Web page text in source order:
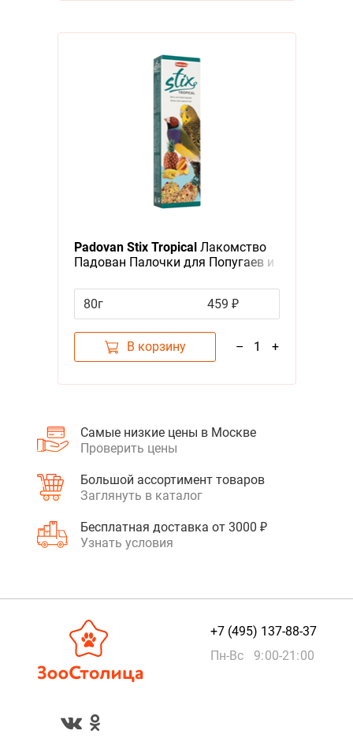
Padovan Stix TropicalЛакомство
Падован Палочки для Попугаев и
80г
459 ₽
В корзину – 1 +
Самые низкие цены в Москве
Проверить цены
Большой ассортимент товаров
Заглянуть в каталог
Бесплатная доставка от 3000 ₽
Узнать условия
+7 (495) 137-88-37
Пн-Вс 9:00-21:00